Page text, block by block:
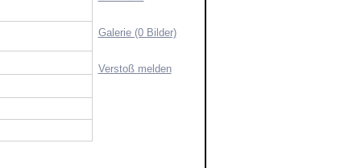
Galerie (0 Bilder)
Verstoß melden